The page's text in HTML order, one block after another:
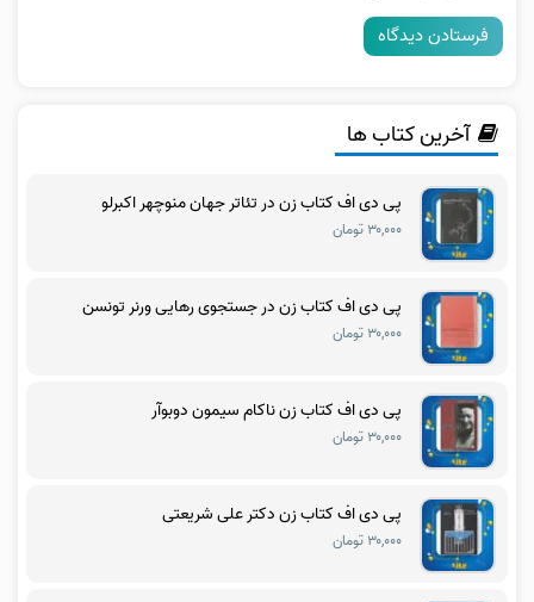
آخرین کتاب ها
پی دی اف کتاب زن در تئاتر جهان منوچهر اکبرلو
۳۰,۰۰۰ تومان
پی دی اف کتاب زن در جستجوی رهایی ورنر تونسن
۳۰,۰۰۰ تومان
پی دی اف کتاب زن ناکام سیمون دوبوآر
۳۰,۰۰۰ تومان
پی دی اف کتاب زن دکتر علی شریعتی
۳۰,۰۰۰ تومان